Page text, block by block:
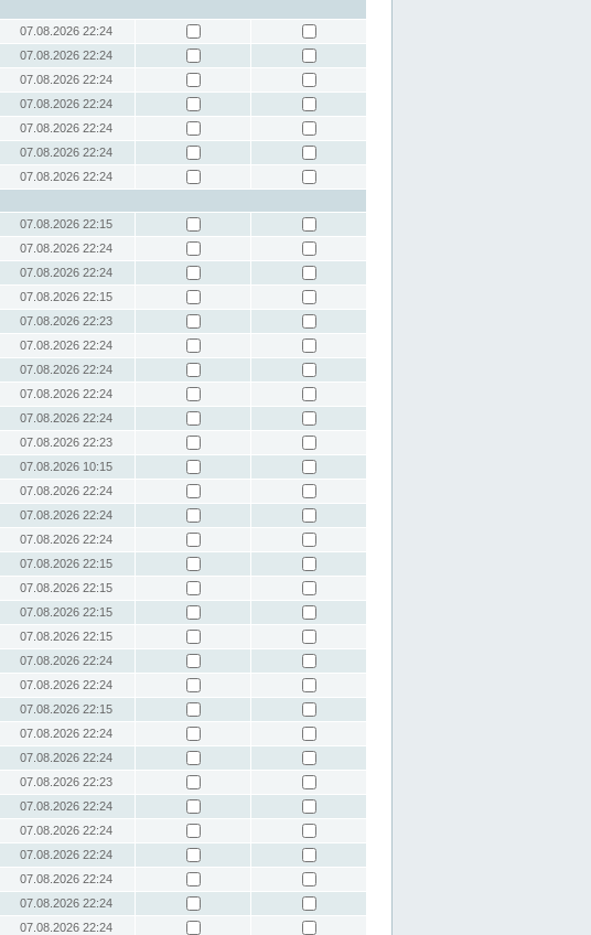
07.08.2026 22:24
07.08.2026 22:24
07.08.2026 22:24
07.08.2026 22:24
07.08.2026 22:24
07.08.2026 22:24
07.08.2026 22:24
07.08.2026 22:15
07.08.2026 22:24
07.08.2026 22:24
07.08.2026 22:15
07.08.2026 22:23
07.08.2026 22:24
07.08.2026 22:24
07.08.2026 22:24
07.08.2026 22:24
07.08.2026 22:23
07.08.2026 10:15
07.08.2026 22:24
07.08.2026 22:24
07.08.2026 22:24
07.08.2026 22:15
07.08.2026 22:15
07.08.2026 22:15
07.08.2026 22:15
07.08.2026 22:24
07.08.2026 22:24
07.08.2026 22:15
07.08.2026 22:24
07.08.2026 22:24
07.08.2026 22:23
07.08.2026 22:24
07.08.2026 22:24
07.08.2026 22:24
07.08.2026 22:24
07.08.2026 22:24
07.08.2026 22:24